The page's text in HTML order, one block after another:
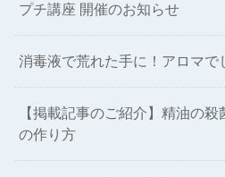
プチ講座 開催のお知らせ
消毒液で荒れた手に！アロマで
【掲載記事のご紹介】精油の
の作り方